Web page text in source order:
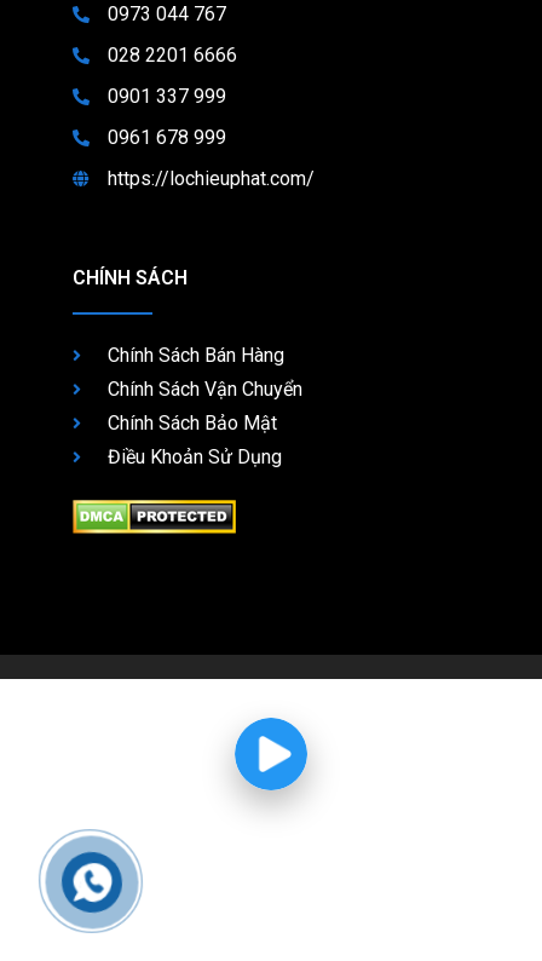
0973 044 767
028 2201 6666
0901 337 999
0961 678 999
https://lochieuphat.com/
CHÍNH SÁCH
Chính Sách Bán Hàng
Chính Sách Vận Chuyển
Chính Sách Bảo Mật
Điều Khoản Sử Dụng